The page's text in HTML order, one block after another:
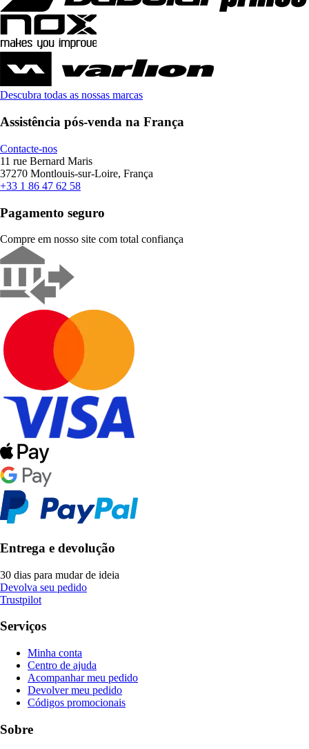
Descubra todas as nossas marcas
Assistência pós-venda na França
Contacte-nos
11 rue Bernard Maris
37270 Montlouis-sur-Loire, França
+33 1 86 47 62 58
Pagamento seguro
Compre em nosso site com total confiança
Entrega e devolução
30 dias para mudar de ideia
Devolva seu pedido
Trustpilot
Serviços
Minha conta
Centro de ajuda
Acompanhar meu pedido
Devolver meu pedido
Códigos promocionais
Sobre